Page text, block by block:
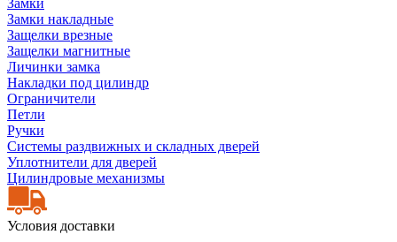
Замки
Замки накладные
Защелки врезные
Защелки магнитные
Личинки замка
Накладки под цилиндр
Ограничители
Петли
Ручки
Системы раздвижных и складных дверей
Уплотнители для дверей
Цилиндровые механизмы
Условия доставки